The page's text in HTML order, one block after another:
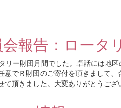
報告：ロー
リー財団月間でした。卓話には地
意でＲ財団のご寄付を頂きまして、
て頂きました。大変ありがとうござ